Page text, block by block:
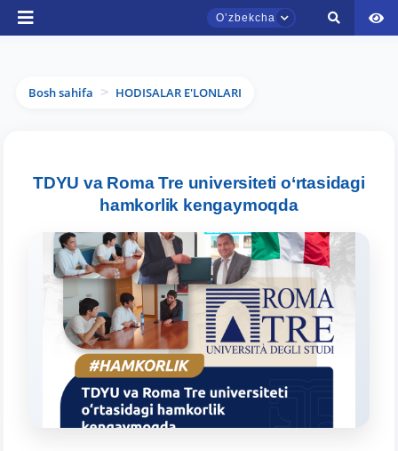
Oʼzbekcha
Bosh sahifa > HODISALAR E'LONLARI
TDYU va Roma Tre universiteti o‘rtasidagi
hamkorlik kengaymoqda
Onlayn
Assalomu alaykum! TDYU qabul murojaatlari
chatiga xush kelibsiz.
Qabul bo'yicha murojaatlaringizni ushbu
chatda qoldiring.
Mavzuni tanlang — keyin shu mavzudagi aniq
savollar chiqadi:
1. Hujjatlar (bakalavr) (5)